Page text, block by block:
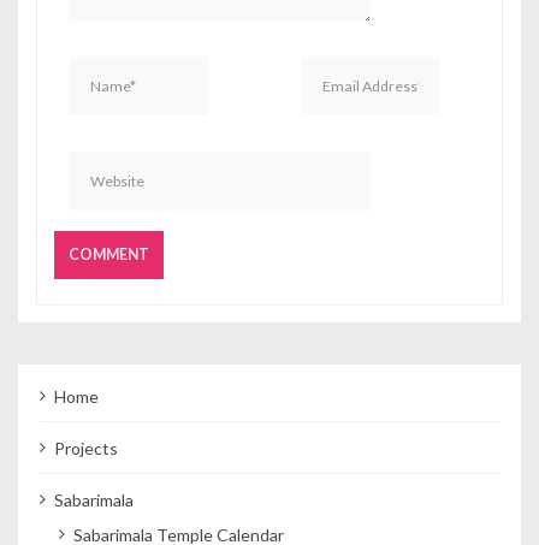
Home
Projects
Sabarimala
Sabarimala Temple Calendar